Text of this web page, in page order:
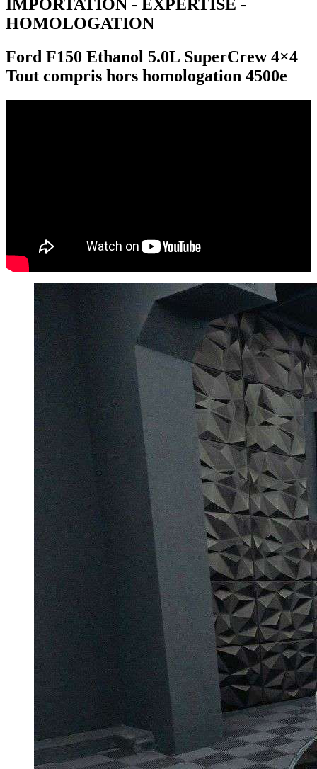
IMPORTATION - EXPERTISE -
HOMOLOGATION
Ford F150 Ethanol 5.0L SuperCrew 4×4
Tout compris hors homologation 4500e